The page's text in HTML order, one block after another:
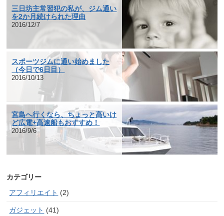
三日坊主常習犯の私が、ジム通い
を2か月続けられた理由
2016/12/7
スポーツジムに通い始めました
（今日で6日目）
2016/10/13
宮島へ行くなら、ちょっと高いけ
ど広電+高速船もおすすめ！
2016/9/6
カテゴリー
アフィリエイト (2)
ガジェット (41)